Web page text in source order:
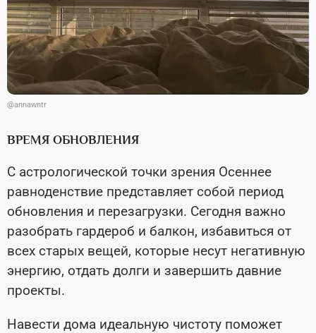
@annawntr
ВРЕМЯ ОБНОВЛЕНИЯ
С астрологической точки зрения Осеннее
равноденствие представляет собой период
обновления и перезагрузки. Сегодня важно
разобрать гардероб и балкон, избавиться от
всех старых вещей, которые несут негативную
энергию, отдать долги и завершить давние
проекты.
Навести дома идеальную чистоту поможет